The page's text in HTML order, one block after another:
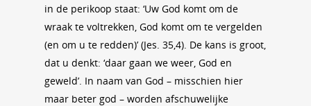
in de perikoop staat: ‘Uw God komt om de
wraak te voltrekken, God komt om te vergelden
(en om u te redden)’ (Jes. 35,4). De kans is groot,
dat u denkt: ‘daar gaan we weer, God en
geweld’. In naam van God – misschien hier
maar beter god – worden afschuwelijke